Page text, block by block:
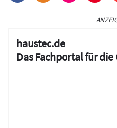
haustec.de
Das Fachportal für